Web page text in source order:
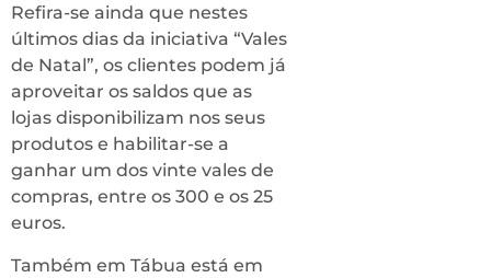
Refira-se ainda que nestes
últimos dias da iniciativa “Vales
de Natal”, os clientes podem já
aproveitar os saldos que as
lojas disponibilizam nos seus
produtos e habilitar-se a
ganhar um dos vinte vales de
compras, entre os 300 e os 25
euros.
Também em Tábua está em